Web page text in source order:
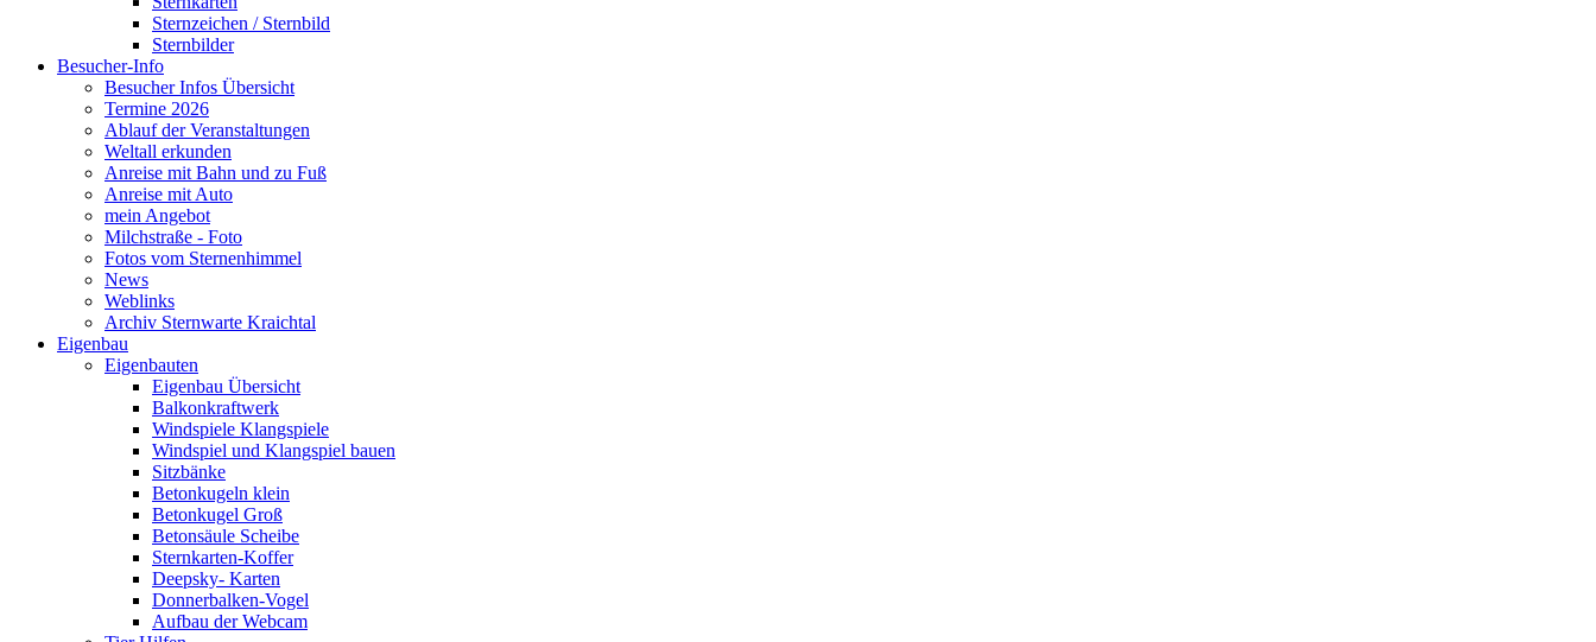
Sternzeichen / Sternbild
Sternbilder
Besucher-Info
Besucher Infos Übersicht
Termine 2026
Ablauf der Veranstaltungen
Weltall erkunden
Anreise mit Bahn und zu Fuß
Anreise mit Auto
mein Angebot
Milchstraße - Foto
Fotos vom Sternenhimmel
News
Weblinks
Archiv Sternwarte Kraichtal
Eigenbau
Eigenbauten
Eigenbau Übersicht
Balkonkraftwerk
Windspiele Klangspiele
Windspiel und Klangspiel bauen
Sitzbänke
Betonkugeln klein
Betonkugel Groß
Betonsäule Scheibe
Sternkarten-Koffer
Deepsky- Karten
Donnerbalken-Vogel
Aufbau der Webcam